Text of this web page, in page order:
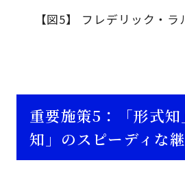
【図5】 フレデリック・
重要施策5：「形式
知」のスピーディな